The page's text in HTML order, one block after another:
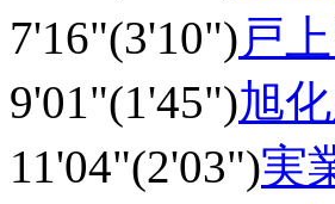
7'16"(3'10")戸
9'01"(1'45")旭
11'04"(2'03")実